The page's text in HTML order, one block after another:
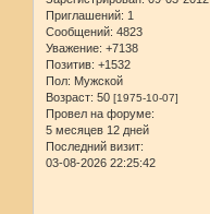
Приглашений: 1
Сообщений: 4823
Уважение: +7138
Позитив: +1532
Пол: Мужской
Возраст: 50 [1975-10-07]
Провел на форуме:
5 месяцев 12 дней
Последний визит:
03-08-2026 22:25:42